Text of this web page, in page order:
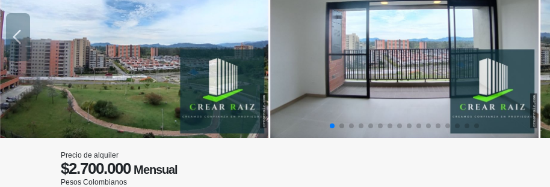
Precio de alquiler
$2.700.000Mensual
Pesos Colombianos